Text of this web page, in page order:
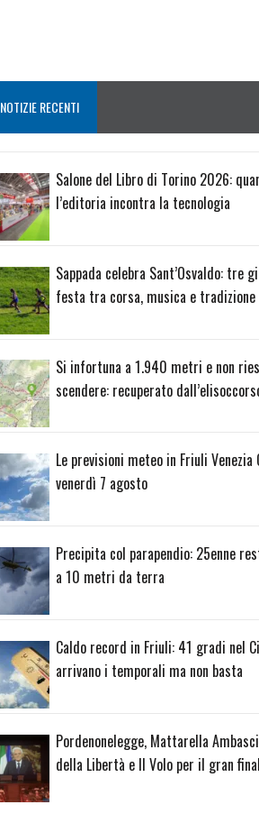
NOTIZIE RECENTI
Salone del Libro di Torino 2026:
l’editoria incontra la tecnologia
Sappada celebra Sant’Osvaldo: tre
festa tra corsa, musica e tradizione
Si infortuna a 1.940 metri e non
scendere: recuperato
Le previsioni meteo in Friuli Venezia
venerdì 7 agosto
Precipita col parapendio: 25enne
a 10 metri da terra
Caldo record in Friuli: 41 gradi nel
arrivano i temporali ma non basta
Pordenonelegge, Mattarella
della Libertà e Il Volo per il gran